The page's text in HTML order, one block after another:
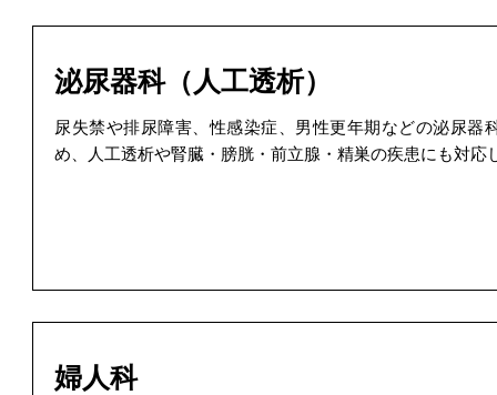
泌尿器科（人工透析）
尿失禁や排尿障害、性感染症、男性更年期などの泌尿器
め、人工透析や腎臓・膀胱・前立腺・精巣の疾患にも対応
婦人科